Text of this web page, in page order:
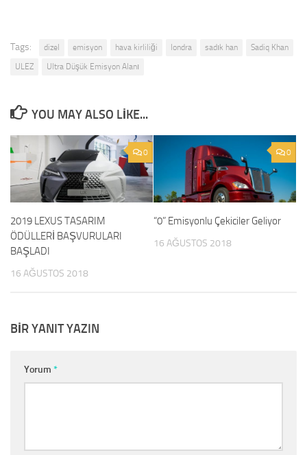
Tags: dizel emisyon hava kirliliği londra sadık han
Sadiq Khan
ULEZ
Ultra Düşük Emisyon Alanı
YOU MAY ALSO LIKE...
0
2019 LEXUS TASARIM
ÖDÜLLERİ BAŞVURULARI
BAŞLADI
16 AĞUSTOS 2018
0
“0” Emisyonlu Çekiciler Geliyor
16 AĞUSTOS 2018
BIR YANIT YAZIN
Yorum *